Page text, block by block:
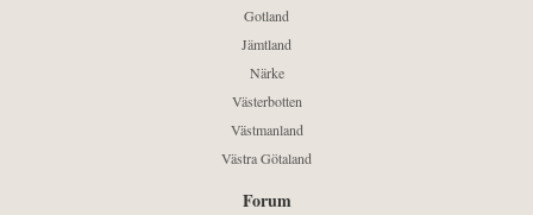
Gotland
Jämtland
Närke
Västerbotten
Västmanland
Västra Götaland
Forum